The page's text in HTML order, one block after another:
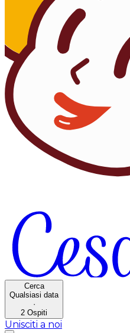
Cerca
Qualsiasi data
·
2 Ospiti
Unisciti a noi